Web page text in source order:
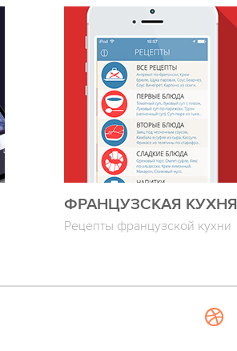
ФРАНЦУЗСКАЯ КУХНЯ
Рецепты французской кухни